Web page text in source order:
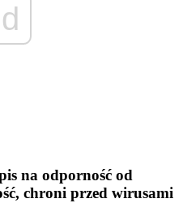
na odporność od
chroni przed wirusami